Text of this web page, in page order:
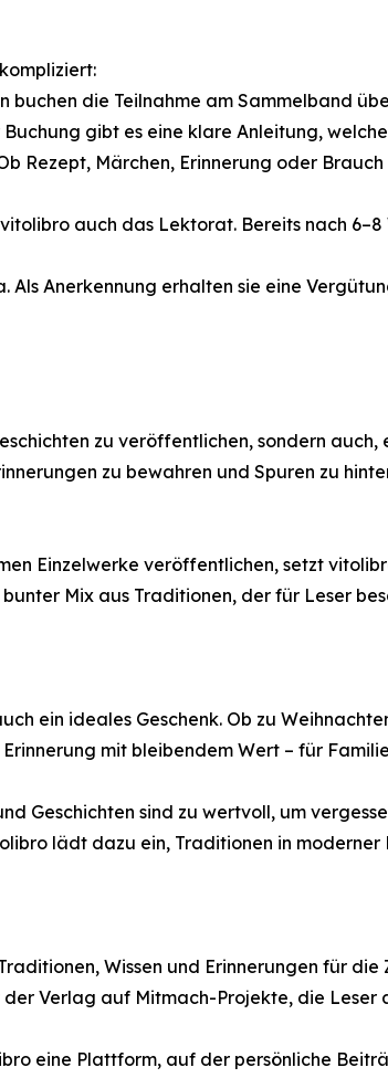
buchen die Teilnahme am Sammelband
gibt es eine klare Anleitung,
Rezept, Märchen, Erinnerung oder
auch das Lektorat. Bereits nach
Anerkennung erhalten sie eine
zu veröffentlichen, sondern
zu bewahren und Spuren zu
Einzelwerke veröffentlichen, setzt
Mix aus Traditionen, der für Leser
ein ideales Geschenk. Ob zu
mit bleibendem Wert – für
Geschichten sind zu wertvoll, um
lädt dazu ein, Traditionen in moderner
Wissen und Erinnerungen für die
Verlag auf Mitmach-Projekte, die Leser
eine Plattform, auf der persönliche